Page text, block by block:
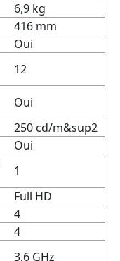
6,9 kg
416 mm
Oui
12
Oui
250 cd/m&sup2
Oui
1
Full HD
4
4
3,6 GHz